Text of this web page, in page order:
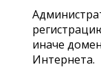
иначе
Интернета.